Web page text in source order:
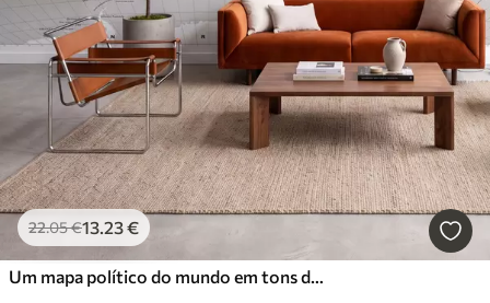
22.05€13.23€
Um mapa político do mundo em tons de bege com bandeiras em inglês